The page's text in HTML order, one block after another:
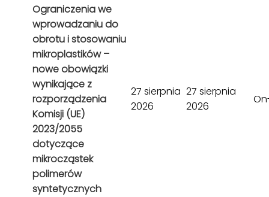
Ograniczenia we
wprowadzaniu do
obrotu i stosowaniu
mikroplastików –
nowe obowiązki
wynikające z
rozporządzenia
Komisji (UE)
2023/2055
dotyczące
mikrocząstek
polimerów
syntetycznych
27 sierpnia
2026
27 sierpnia
2026